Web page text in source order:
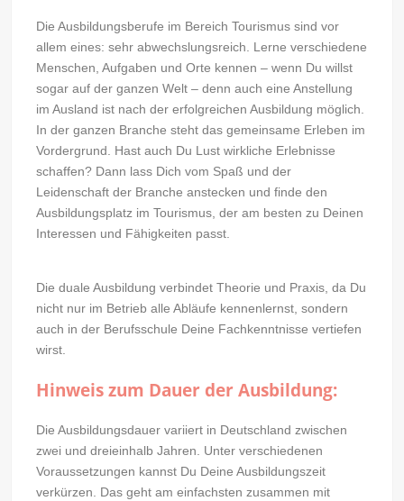
Die Ausbildungsberufe im Bereich Tourismus sind vor
allem eines: sehr abwechslungsreich. Lerne verschiedene
Menschen, Aufgaben und Orte kennen – wenn Du willst
sogar auf der ganzen Welt – denn auch eine Anstellung
im Ausland ist nach der erfolgreichen Ausbildung möglich.
In der ganzen Branche steht das gemeinsame Erleben im
Vordergrund. Hast auch Du Lust wirkliche Erlebnisse
schaffen? Dann lass Dich vom Spaß und der
Leidenschaft der Branche anstecken und finde den
Ausbildungsplatz im Tourismus, der am besten zu Deinen
Interessen und Fähigkeiten passt.
Die duale Ausbildung verbindet Theorie und Praxis, da Du
nicht nur im Betrieb alle Abläufe kennenlernst, sondern
auch in der Berufsschule Deine Fachkenntnisse vertiefen
wirst.
Hinweis zum Dauer der Ausbildung:
Die Ausbildungsdauer variiert in Deutschland zwischen
zwei und dreieinhalb Jahren. Unter verschiedenen
Voraussetzungen kannst Du Deine Ausbildungszeit
verkürzen. Das geht am einfachsten zusammen mit